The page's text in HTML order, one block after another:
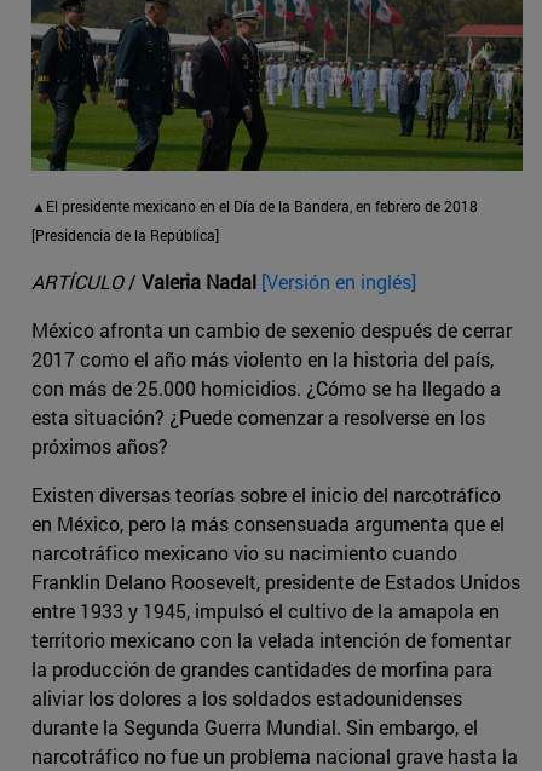
▲El presidente mexicano en el Día de la Bandera, en febrero de 2018
[Presidencia de la República]
ARTÍCULO/ Valeria Nadal [Versión en inglés]
México afronta un cambio de sexenio después de cerrar
2017 como el año más violento en la historia del país,
con más de 25.000 homicidios. ¿Cómo se ha llegado a
esta situación? ¿Puede comenzar a resolverse en los
próximos años?
Existen diversas teorías sobre el inicio del narcotráfico
en México, pero la más consensuada argumenta que el
narcotráfico mexicano vio su nacimiento cuando
Franklin Delano Roosevelt, presidente de Estados Unidos
entre 1933 y 1945, impulsó el cultivo de la amapola en
territorio mexicano con la velada intención de fomentar
la producción de grandes cantidades de morfina para
aliviar los dolores a los soldados estadounidenses
durante la Segunda Guerra Mundial. Sin embargo, el
narcotráfico no fue un problema nacional grave hasta la